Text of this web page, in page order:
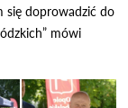
się doprowadzić do
mówi